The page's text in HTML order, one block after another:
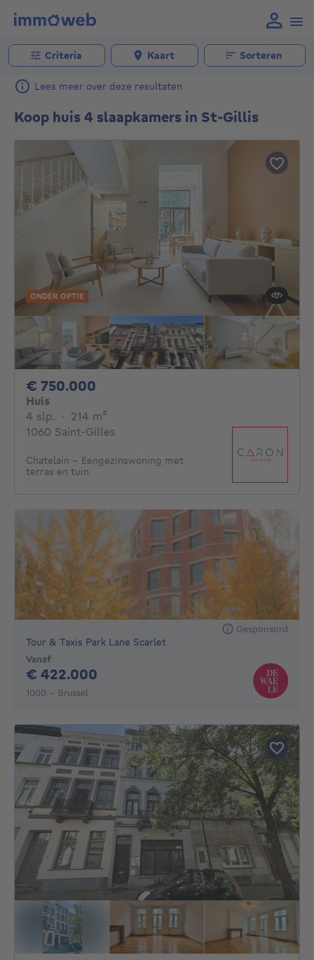
Criteria Kaart Sorteren
Lees meer over deze resultaten
Koop huis 4 slaapkamers in St-Gillis
ONDER OPTIE
€ 750.000
Huis
4 slp. 4 slaapkamers
· 214 m²
1060 Saint-Gilles
Chatelain - Eengezinswoning met
terras en tuin
Gesponsord
Tour & Taxis Park Lane Scarlet
Vanaf
€ 422.000
1000 - Brussel